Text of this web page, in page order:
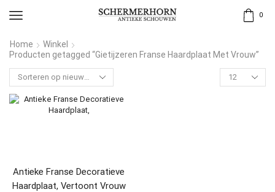
0
Home
Winkel
Producten getagged “Gietijzeren Franse Haardplaat Met Vrouw”
Antieke Franse Decoratieve
Haardplaat, Vertoont Vrouw